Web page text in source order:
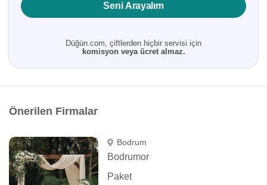
Seni Arayalım
Düğün.com, çiftlerden hiçbir servisi için
komisyon veya ücret almaz.
Önerilen Firmalar
Bodrum
Bodrumor
Paket